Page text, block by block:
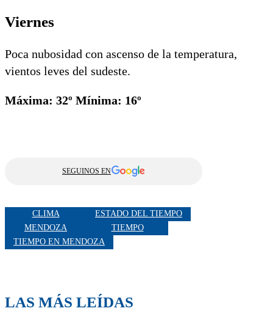
Viernes
Poca nubosidad con ascenso de la temperatura,
vientos leves del sudeste.
Máxima: 32º Mínima: 16º
SEGUINOS EN
CLIMA
ESTADO DEL TIEMPO
MENDOZA
TIEMPO
TIEMPO EN MENDOZA
LAS MÁS LEÍDAS